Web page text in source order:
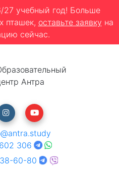
27 учебный год! Больше
пташек, оставьте заявку на
сейчас.
Антра
306
60-80